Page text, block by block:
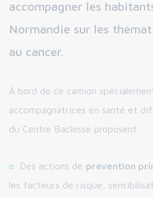
accompagner les
Normandie sur les
au cancer.
À bord de ce camion
accompagnatrices en santé et
du Centre Baclesse proposent :
Des actions de prévention
les facteurs de risque,